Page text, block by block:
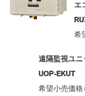
エ
希
遠隔監視ユ
UOP-EKUT
希望小売価格